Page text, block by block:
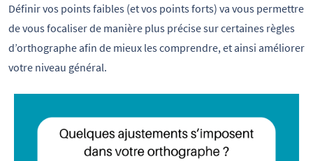
Définir vos points faibles (et vos points forts) va vous permettre
de vous focaliser de manière plus précise sur certaines règles
d’orthographe afin de mieux les comprendre, et ainsi améliorer
votre niveau général.